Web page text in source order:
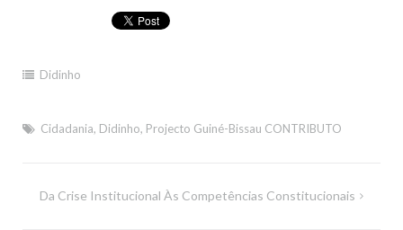
Didinho
Cidadania, Didinho, Projecto Guiné-Bissau CONTRIBUTO
Navegação
Da Crise Institucional Às Competências Constitucionais